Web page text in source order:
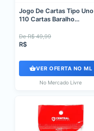
Jogo De Cartas Tipo Uno
110 Cartas Baralho
De R$ 49,99
R$
VER OFERTA NO ML
No Mercado Livre